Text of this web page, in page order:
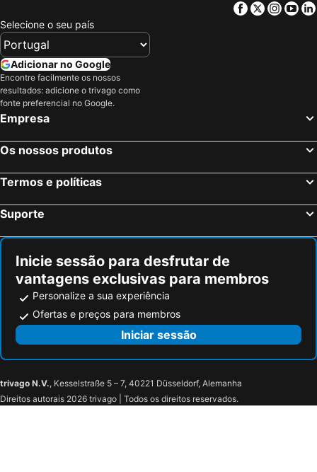
Facebook
Twitter
Selecione o seu país
Adicionar no Google
Encontre facilmente os nossos
resultados: adicione o trivago como
fonte preferencial no Google.
Empresa
Os nossos produtos
Termos e políticas
Suporte
Inicie sessão para desfrutar de
vantagens exclusivas para membros
Personalize a sua experiência
Ofertas e preços para membros
Iniciar sessão
trivago N.V., Kesselstraße 5 – 7, 40221 Düsseldorf, Alemanha
Direitos autorais 2026 trivago | Todos os direitos reservados.